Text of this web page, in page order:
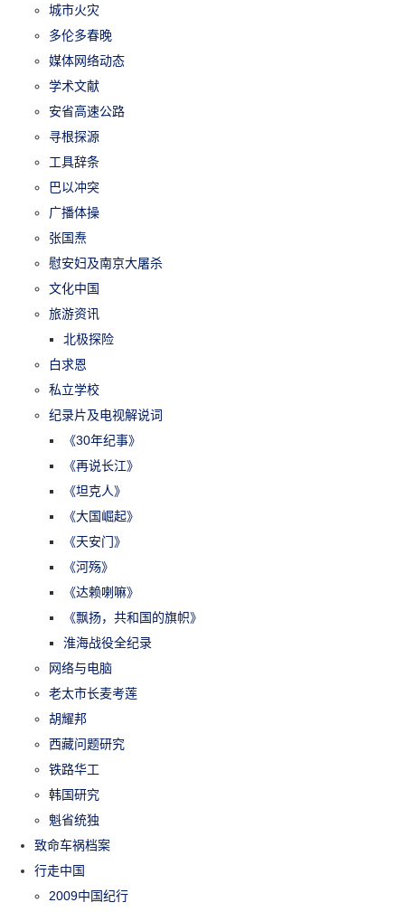
城市火灾
多伦多春晚
媒体网络动态
学术文献
安省高速公路
寻根探源
工具辞条
巴以冲突
广播体操
张国焘
慰安妇及南京大屠杀
文化中国
旅游资讯
北极探险
白求恩
私立学校
纪录片及电视解说词
《30年纪事》
《再说长江》
《坦克人》
《大国崛起》
《天安门》
《河殇》
《达赖喇嘛》
《飘扬，共和国的旗帜》
淮海战役全纪录
网络与电脑
老太市长麦考莲
胡耀邦
西藏问题研究
铁路华工
韩国研究
魁省统独
致命车祸档案
行走中国
2009中国纪行